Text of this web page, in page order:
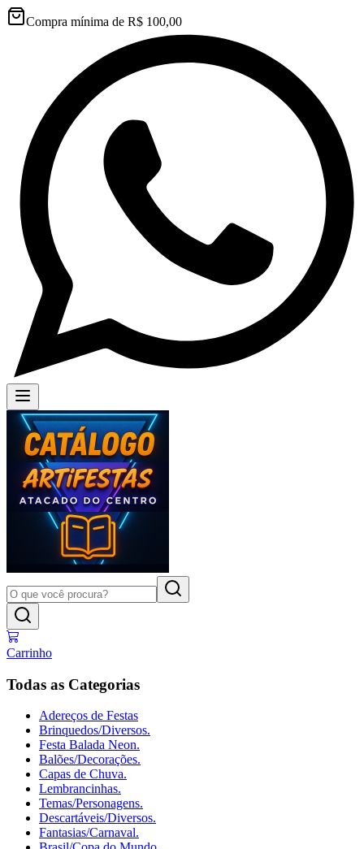
Compra mínima de R$ 100,00
Carrinho
Todas as Categorias
Adereços de Festas
Brinquedos/Diversos.
Festa Balada Neon.
Balões/Decorações.
Capas de Chuva.
Lembrancinhas.
Temas/Personagens.
Descartáveis/Diversos.
Fantasias/Carnaval.